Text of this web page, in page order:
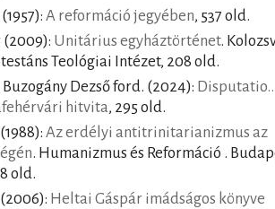
(1957): A reformáció jegyében, 537 old.
(2009): Unitárius egyháztörténet.
Teológiai Intézet, 208 old.
Dezső ford. (2024):
hitvita, 295 old.
(1988): Az erdélyi antitrinitarianizmus az
. Humanizmus és Reformáció .
old.
(2006): Heltai Gáspár imádságos könyve